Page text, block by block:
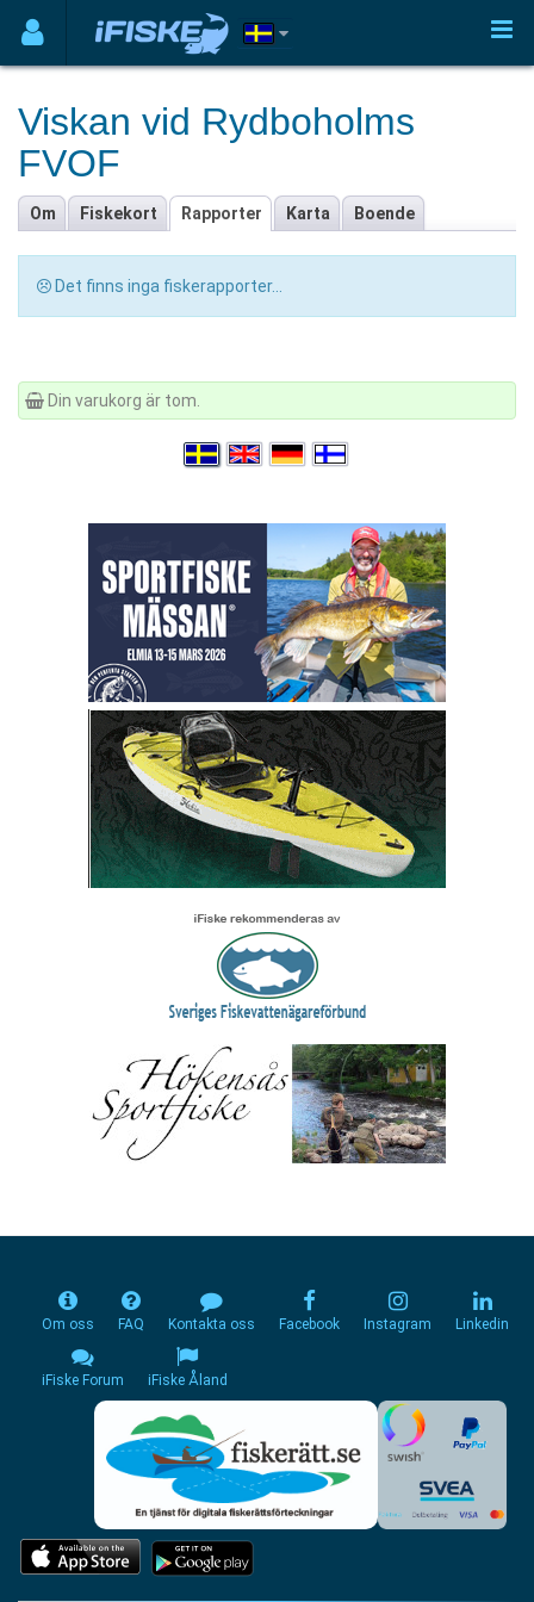
Viskan vid Rydboholms
FVOF
Om Fiskekort Rapporter Karta Boende
Det finns inga fiskerapporter...
Din varukorg är tom.
Om oss FAQ Kontakta oss Facebook Instagram Linkedin
iFiske Forum iFiske Åland